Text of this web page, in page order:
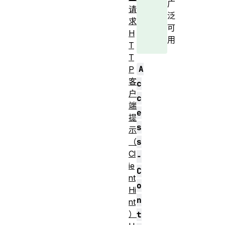
广
泛
可
用
A
c
c
e
s
s
-
C
o
n
t
请
求
H
T
T
P
客
户
端
提
示
（
Cl
ie
nt
Hi
nt
）